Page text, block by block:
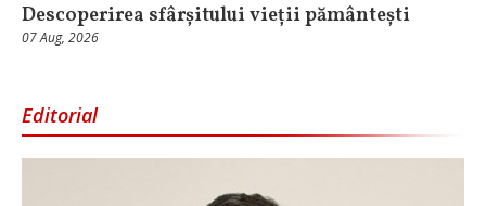
Descoperirea sfârșitului vieții pământești
07 Aug, 2026
Editorial